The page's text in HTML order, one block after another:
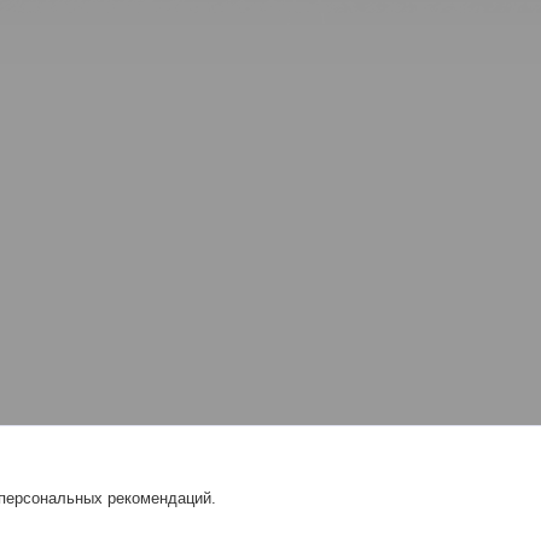
рекомендаций.